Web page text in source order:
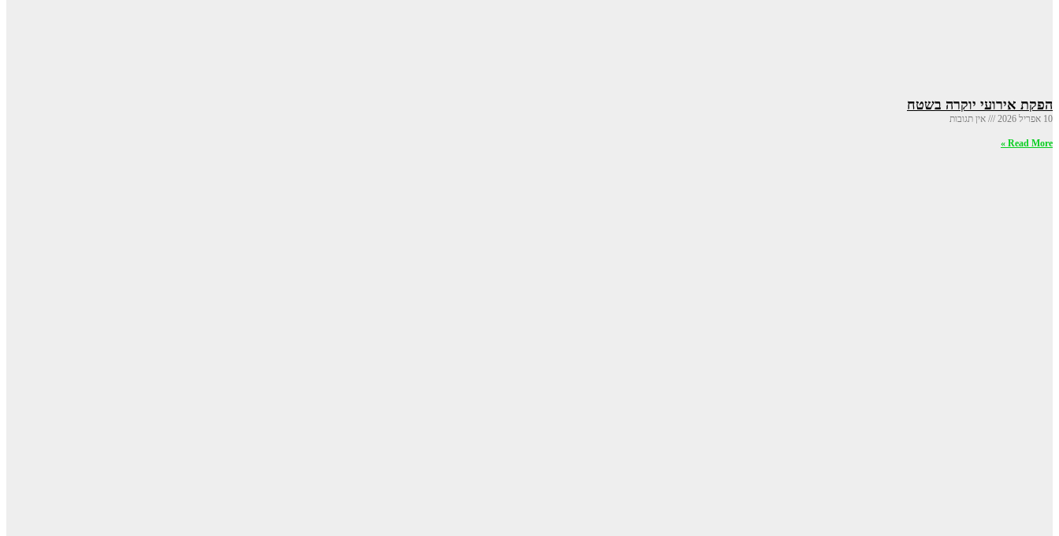
הפקת אירועי יוקרה בשטח
10 אפריל 2026 אין תגובות
Read More »